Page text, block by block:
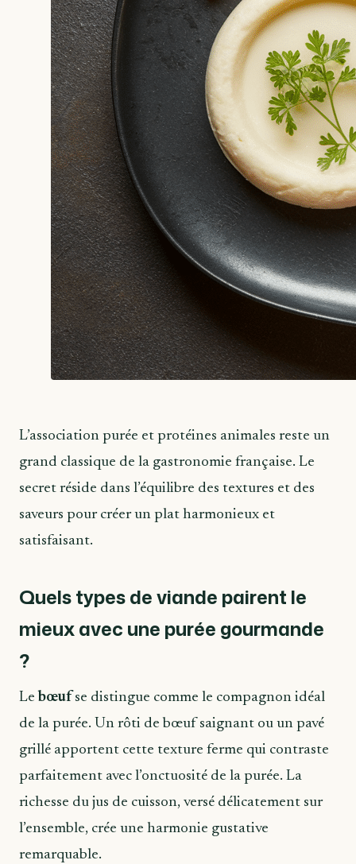
L’association purée et protéines animales reste un
grand classique de la gastronomie française. Le
secret réside dans l’équilibre des textures et des
saveurs pour créer un plat harmonieux et
satisfaisant.
Quels types de viande pairent le
mieux avec une purée gourmande
?
Le bœuf se distingue comme le compagnon idéal
de la purée. Un rôti de bœuf saignant ou un pavé
grillé apportent cette texture ferme qui contraste
parfaitement avec l’onctuosité de la purée. La
richesse du jus de cuisson, versé délicatement sur
l’ensemble, crée une harmonie gustative
remarquable.